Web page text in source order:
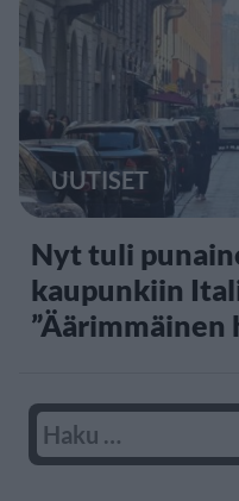
UUTISET
Nyt tuli
kaupunkiin
”Äärimmäinen